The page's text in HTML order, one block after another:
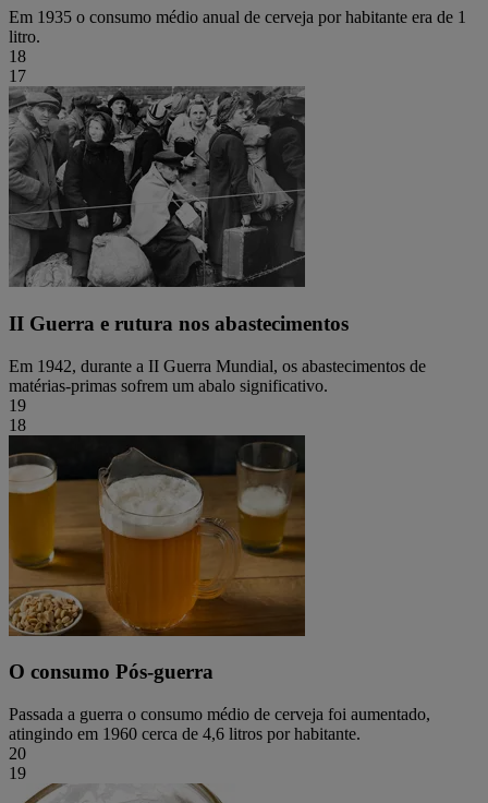
Em 1935 o consumo médio anual de cerveja por habitante era de 1
litro.
18
17
II Guerra e rutura nos abastecimentos
Em 1942, durante a II Guerra Mundial, os abastecimentos de
matérias-primas sofrem um abalo significativo.
19
18
O consumo Pós-guerra
Passada a guerra o consumo médio de cerveja foi aumentado,
atingindo em 1960 cerca de 4,6 litros por habitante.
20
19